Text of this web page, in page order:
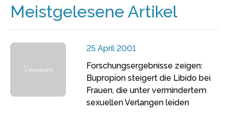
Meistgelesene Artikel
25 April 2001
Forschungsergebnisse zeigen:
Bupropion steigert die Libido bei
Frauen, die unter vermindertem
sexuellen Verlangen leiden